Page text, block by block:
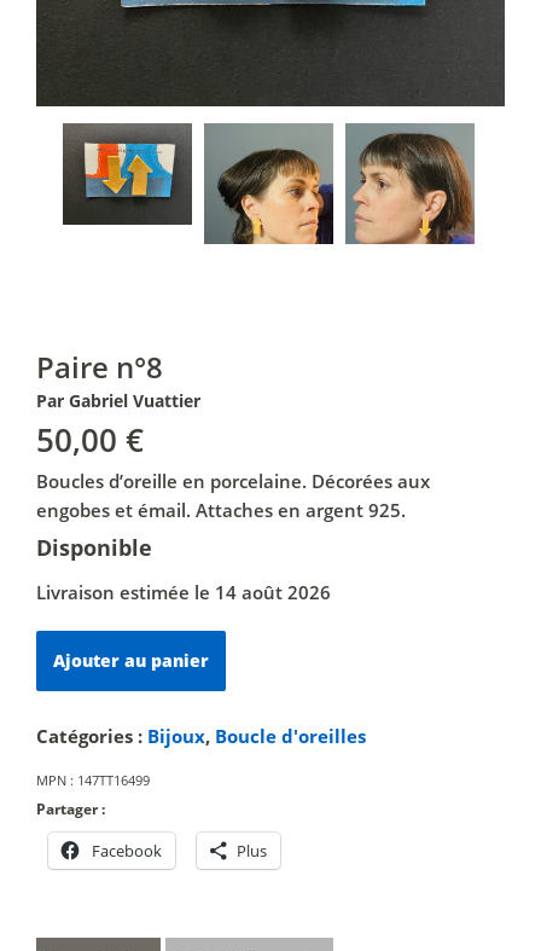
Paire n°8
Par Gabriel Vuattier
50,00 €
Boucles d’oreille en porcelaine. Décorées aux
engobes et émail. Attaches en argent 925.
Disponible
Livraison estimée le 14 août 2026
de
n°8
Ajouter au panier
Catégories : Bijoux, Boucle d'oreilles
MPN : 147TT16499
Partager :
Facebook Plus